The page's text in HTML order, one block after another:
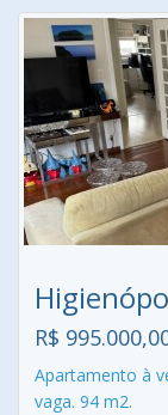
R$
Apartamento à
vaga. 94 m2.